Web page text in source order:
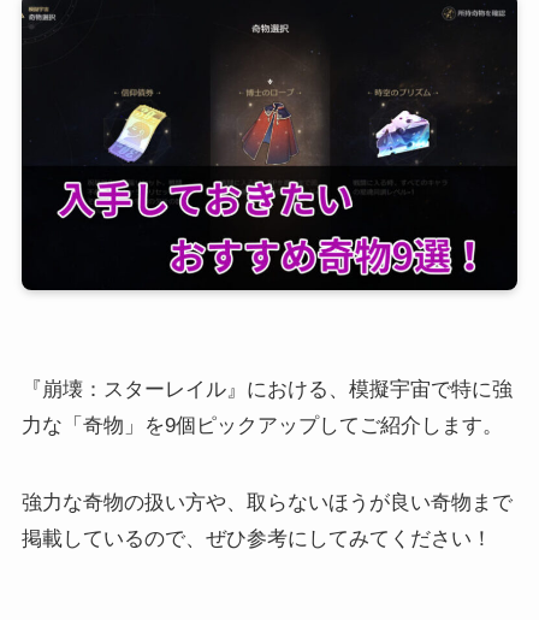
『崩壊：スターレイル』における、模擬宇宙で特に強
力な「奇物」を9個ピックアップしてご紹介します。
強力な奇物の扱い方や、取らないほうが良い奇物まで
掲載しているので、ぜひ参考にしてみてください！